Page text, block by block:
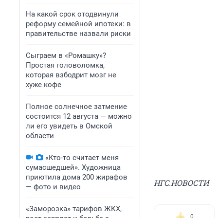
На какой срок отодвинули
реформу семейной ипотеки: в
правительстве назвали риски
Сыграем в «Ромашку»?
Простая головоломка,
которая взбодрит мозг не
хуже кофе
Полное солнечное затмение
состоится 12 августа — можно
ли его увидеть в Омской
области
«Кто-то считает меня
сумасшедшей». Художница
приютила дома 200 жирафов
— фото и видео
«Заморозка» тарифов ЖКХ,
НГС.НОВОСТИ
0